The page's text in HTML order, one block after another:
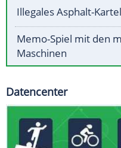
Illegales Asphalt-
Memo-Spiel mit den
Maschinen
Datencenter